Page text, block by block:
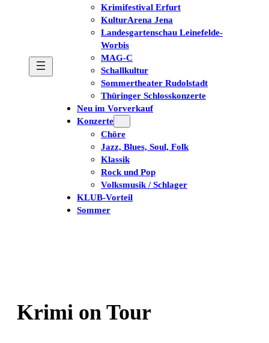
Krimifestival Erfurt
KulturArena Jena
Landesgartenschau Leinefelde-
Worbis
MAG-C
Schallkultur
Sommertheater Rudolstadt
Thüringer Schlosskonzerte
Neu im Vorverkauf
Konzerte
Chöre
Jazz, Blues, Soul, Folk
Klassik
Rock und Pop
Volksmusik / Schlager
KLUB-Vorteil
Sommer
Krimi on Tour